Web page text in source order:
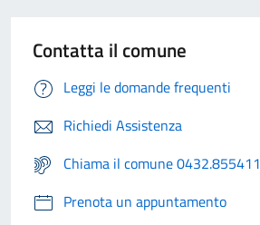
Contatta il comune
Leggi le domande frequenti
Richiedi Assistenza
Chiama il comune 0432.855411
Prenota un appuntamento